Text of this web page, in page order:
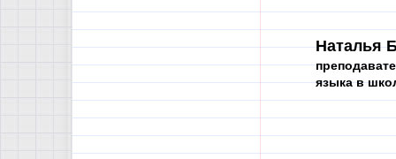
Наталья
языка в